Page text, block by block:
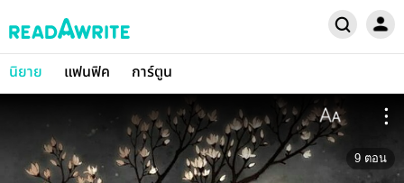
นิยาย แฟนฟิค การ์ตูน
9 ตอน